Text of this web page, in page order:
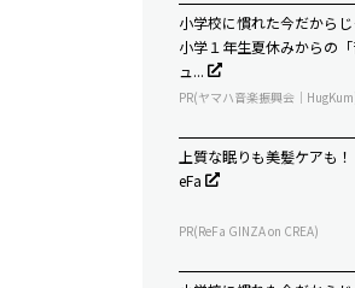
小学校に慣れた今だからじ
小学１年生夏休みからの
ュ...
PR(ヤマハ音楽振興会｜
上質な眠りも美髪ケアも
eFa
PR(ReFa GINZA on CREA)